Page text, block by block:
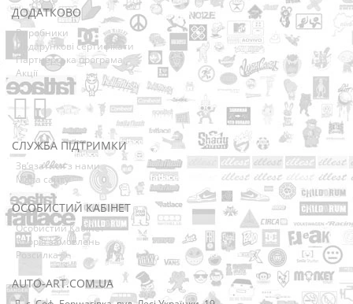
ДОДАТКОВО
Виробники
Подарункові сертифікати
Партнерська програма
Акції
СЛУЖБА ПІДТРИМКИ
Зв’язатися з нами
Мапа сайту
ОСОБИСТИЙ КАБІНЕТ
Особистий Кабінет
Історія замовлень
Розсилка
AUTO-ART.COM.UA